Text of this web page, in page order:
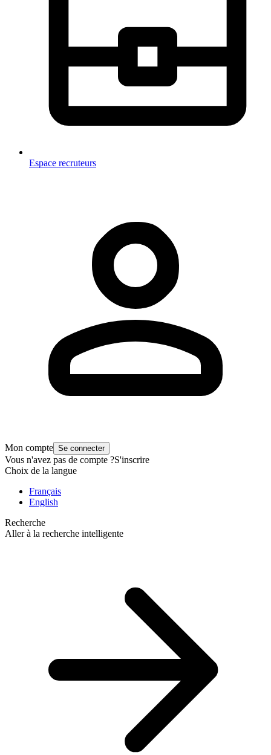
Espace recruteurs
Mon compte Se connecter
Vous n'avez pas de compte ?S'inscrire
Choix de la langue
Français
English
Recherche
Aller à la recherche intelligente